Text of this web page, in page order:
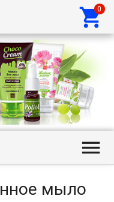


мыло